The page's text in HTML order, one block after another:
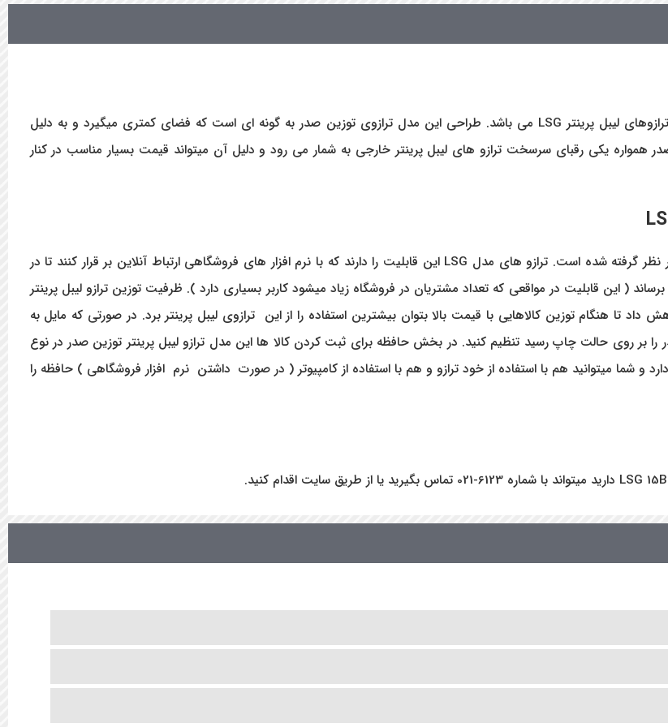
از خانواده ترازوهای لیبل پرینتر LSG می باشد. طراحی این مدل ترازوی توزین صدر به گونه ای است که فضای کمتری میگیرد و به دلیل
همواره یکی رقبای سرسخت ترازو های لیبل پرینتر خارجی به شمار می رود و دلیل آن میتواند قیمت بسیار مناسب در کنار
درگاه ارتباطی ترازوی لیبل پرینتر توزین صدر با کامپیوتر کابل شبکه ( LAN ) در نظر گرفته شده است. ترازو های مدل LSG این قابلیت را دارند که با نرم افزار های فروشگاهی ارتباط آنلاین بر قرار کنند تا در
( این قابلیت در مواقعی که تعداد مشتریان در فروشگاه زیاد میشود کاربر بسیاری دارد ). ظرفیت توزین ترازو لیبل پرینتر
باشد که با توجه به نیاز کاربر میتوان دقت ترازو را تا 2 گرم کاهش داد تا هنگام توزین کالاهایی با قیمت بالا بتوان بیشترین استفاده را از این ترازوی لیبل پرینتر برد. در صورتی که مایل به
را بر روی حالت چاپ رسید تنظیم کنید. در بخش حافظه برای ثبت کردن کالا ها این مدل ترازو لیبل پرینتر توزین صدر در نوع
قابلیت ثبت نام و قیمت کالا تا 10000 کالا را در خود دارد و شما میتوانید هم با استفاده از خود ترازو و هم با استفاده از کامپیوتر ( در صورت داشتن نرم افزار فروشگاهی ) حافظه را